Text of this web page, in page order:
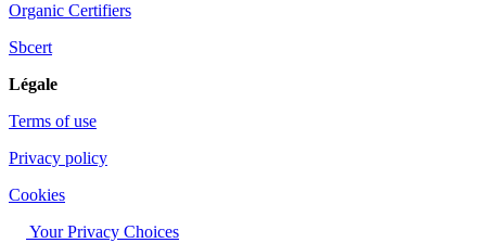
Organic Certifiers
Sbcert
Légale
Terms of use
Privacy policy
Cookies
Your Privacy Choices